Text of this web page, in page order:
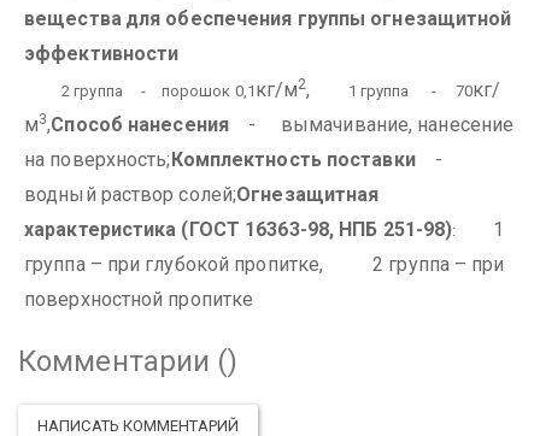
вещества для обеспечения группы огнезащитной
эффективности
2 группа - порошок 0,1 кг/м2, 1 группа - 70кг/
м3,Способ нанесения- вымачивание, нанесение
на поверхность;Комплектность поставки-
водный раствор солей;Огнезащитная
характеристика (ГОСТ 16363-98, НПБ 251-98):
1
группа – при глубокой пропитке, 2 группа – при
поверхностной пропитке
Комментарии ()
НАПИСАТЬ КОММЕНТАРИЙ